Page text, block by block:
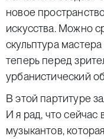
новое
искусства. Можно
скульптура
теперь перед
урбанистический
В этой партитуре
И я рад, что сейчас
музыкантов,